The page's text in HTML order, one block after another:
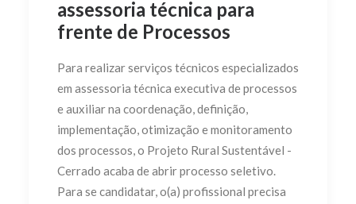
assessoria técnica para
frente de Processos
Para realizar serviços técnicos especializados
em assessoria técnica executiva de processos
e auxiliar na coordenação, definição,
implementação, otimização e monitoramento
dos processos, o Projeto Rural Sustentável -
Cerrado acaba de abrir processo seletivo.
Para se candidatar, o(a) profissional precisa